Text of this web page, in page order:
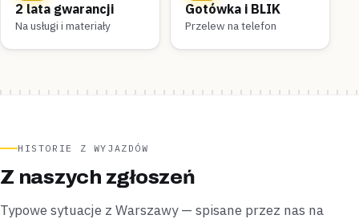
2 lata gwarancji
Na usługi i materiały
Gotówka i BLIK
Przelew na telefon
HISTORIE Z WYJAZDÓW
Z naszych zgłoszeń
Typowe sytuacje z Warszawy — spisane przez nas na